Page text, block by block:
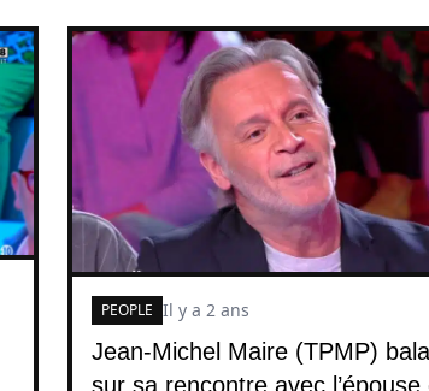
Jean-Michel Maire (TPMP)
sur sa rencontre avec l’épouse
PEOPLE Il y a 2 ans